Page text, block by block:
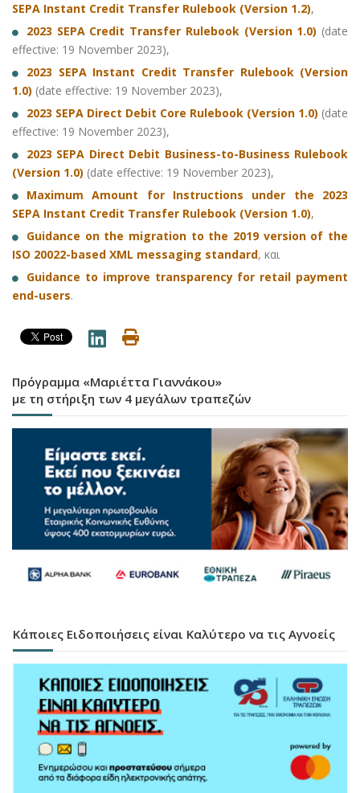
SEPA Instant Credit Transfer Rulebook (Version 1.2),
2023 SEPA Credit Transfer Rulebook (Version 1.0) (date
effective: 19 November 2023),
2023 SEPA Instant Credit Transfer Rulebook (Version
1.0) (date effective: 19 November 2023),
2023 SEPA Direct Debit Core Rulebook (Version 1.0) (date
effective: 19 November 2023),
2023 SEPA Direct Debit Business-to-Business Rulebook
(Version 1.0) (date effective: 19 November 2023),
Maximum Amount for Instructions under the 2023
SEPA Instant Credit Transfer Rulebook (Version 1.0),
Guidance on the migration to the 2019 version of the
ISO 20022-based XML messaging standard, και
Guidance to improve transparency for retail payment
end-users.
Πρόγραμμα «Μαριέττα Γιαννάκου»
με τη στήριξη των 4 μεγάλων τραπεζών
Κάποιες Ειδοποιήσεις είναι Καλύτερο να τις Αγνοείς